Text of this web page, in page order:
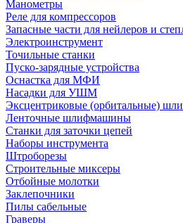
Манометры
Реле для компрессоров
Запасные части для нейлеров и
Электроинструмент
Точильные станки
Пуско-зарядные устройства
Оснастка для МФИ
Насадки для УШМ
Эксцентриковые (орбитальные)
Ленточные шлифмашины
Станки для заточки цепей
Наборы инструмента
Штроборезы
Строительные миксеры
Отбойные молотки
Заклепочники
Пилы сабельные
Граверы